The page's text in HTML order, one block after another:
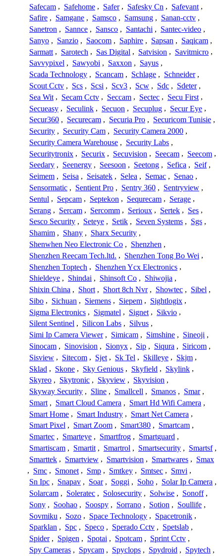
Safecam , Safehome , Safer , Safesky Cn , Safevant ,
Safire , Samgane , Samsco , Samsung , Sanan-cctv ,
Sanetron , Sannce , Sansco , Santachi , Santec-video ,
Sanyo , Sanzio , Saocom , Saphire , Sapsan , Saqicam ,
Sarmatt , Sarotech , Sas Digital , Satvision , Savitmicro ,
Savvypixel , Sawyobi , Saxxon , Sayus ,
Scada Technology , Scancam , Schlage , Schneider ,
Scout Cctv , Scs , Scsi , Scv3 , Scw , Sdc , Sdeter ,
Sea Wit , Secam Cctv , Seccam , Sectec , Secu First ,
Secueasy , Seculink , Secuon , Secuplug , Secur Eye ,
Secur360 , Securecam , Securia Pro , Securicom Tunisie ,
Security , Security Cam , Security Camera 2000 ,
Security Camera Warehouse , Security Labs ,
Securitytronix , Securix , Secuvision , Seecam , Seecom ,
Seedary , Seenergy , Seesoon , Seetong , Sefica , Seif ,
Seimem , Seisa , Seisatek , Selea , Semac , Senao ,
Sensormatic , Sentient Pro , Sentry 360 , Sentryview ,
Sentul , Sepcam , Septekon , Sequrecam , Serage ,
Serang , Sercam , Sercomm , Serioux , Sertek , Ses ,
Sesco Security , Seteye , Setik , Seven Systems , Sgs ,
Shamim , Shany , Sharx Security ,
Shenwhen Neo Electronic Co , Shenzhen ,
Shenzhen Reecam Tech.ltd. , Shenzhen Tong Bo Wei ,
Shenzhen Toptech , Shenzhen Ycx Electronics ,
Shieldeye , Shindai , Shinsoft Co , Shiwojia ,
Shixin China , Short , Short 8ch Nvr , Showtec , Sibel ,
Sibo , Sichuan , Siemens , Siepem , Sightlogix ,
Sigma Electronics , Sigmatel , Signet , Sikvio ,
Silent Sentinel , Silicon Labs , Silvus ,
Simi Ip Camera Viewer , Simicam , Simshine , Sineoji ,
Sinocam , Sinovision , Sionyx , Sip , Siqura , Siricom ,
Sisview , Sitecom , Sjet , Sk Tel , Skilleye , Skjm ,
Sklad , Skone , Sky Genious , Skyfield , Skylink ,
Skyreo , Skytronic , Skyview , Skyvision ,
Skyway Security , Sline , Smallcell , Smanos , Smar ,
Smart , Smart Cloud Camera , Smart Hd Wifi Camera ,
Smart Home , Smart Industry , Smart Net Camera ,
Smart Pixel , Smart Zoom , Smart380 , Smartcam ,
Smartec , Smarteye , Smartfrog , Smartguard ,
Smartiscam , Smartit , Smartrol , Smartsecurity , Smartsf ,
Smarttek , Smartview , Smartvision , Smartwares , Smax
, Smc , Smonet , Smp , Smtkey , Smtsec , Smvi ,
Sn Ipc , Snapav , Soar , Soggi , Soho , Solar Ip Camera ,
Solarcam , Soleratec , Solosecurity , Solwise , Sonoff ,
Sony , Soohao , Soospy , Sorrano , Sotion , Soullife ,
Sovmiku , Sozo , Space Technology , Spacetronik ,
Sparklan , Spc , Speco , Sperado Cctv , Spetslab ,
Spider , Spigen , Spotai , Spotcam , Sprint Cctv ,
Spy Cameras , Spycam , Spyclops , Spydroid , Spytech ,